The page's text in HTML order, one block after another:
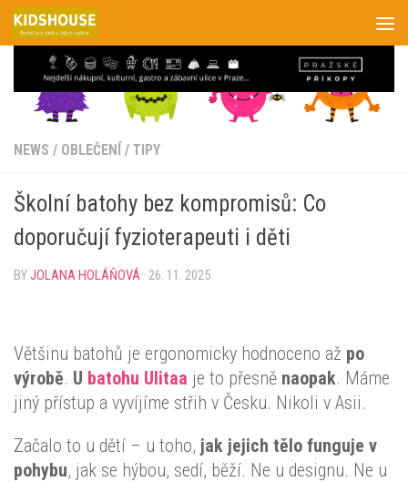
Skip to content
NEWS / OBLEČENÍ / TIPY
Školní batohy bez kompromisů: Co
doporučují fyzioterapeuti i děti
BYJOLANA HOLÁŇOVÁ · 26. 11. 2025
Většinu batohů je ergonomicky hodnoceno až po
výrobě. U batohu Ulitaa je to přesně naopak. Máme
jiný přístup a vyvíjíme střih v Česku. Nikoli v Asii.
Začalo to u dětí – u toho, jak jejich tělo funguje v
pohybu, jak se hýbou, sedí, běží. Ne u designu. Ne u